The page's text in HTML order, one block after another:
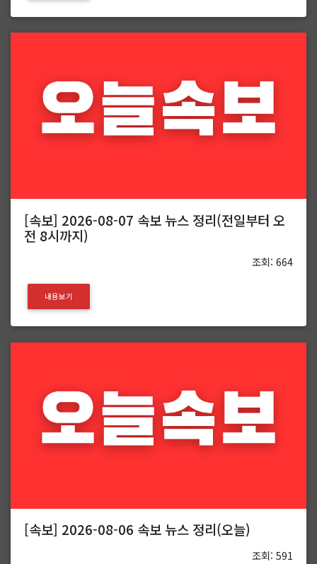
[속보] 2026-08-07 속보 뉴스 정리(전일부터 오
전 8시까지)
조회: 664
내용보기
[속보] 2026-08-06 속보 뉴스 정리(오늘)
조회: 591